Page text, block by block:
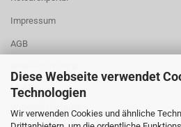
Diese Webseite verwendet
Technologien
Wir verwenden Cookies und ähnliche
Impressum
AGB
Muster-
Widerrufsformular